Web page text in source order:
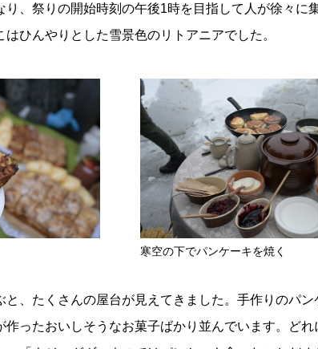
、祭りの開始時刻の午後1時を目指して人が徐々に
ひんやりとした雪景色のリトアニアでした。
寒空の下でパンケーキを焼く
と、たくさんの屋台が見えてきました。手作りのパン
作ったおいしそうなお菓子ばかり並んでいます。どれ